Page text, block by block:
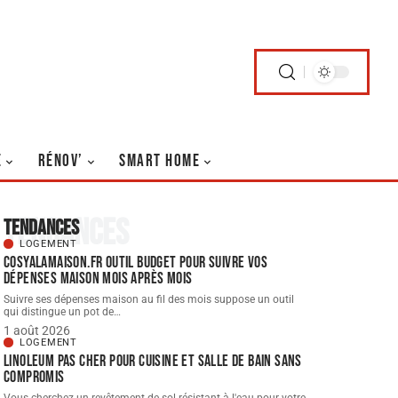
RÉNOV’ SMART HOME
Tendances
Tendances
LOGEMENT
Cosyalamaison.fr outil Budget pour suivre vos
dépenses maison mois après mois
Suivre ses dépenses maison au fil des mois suppose un outil
qui distingue un pot de…
1 août 2026
LOGEMENT
Linoleum pas cher pour cuisine et salle de bain sans
compromis